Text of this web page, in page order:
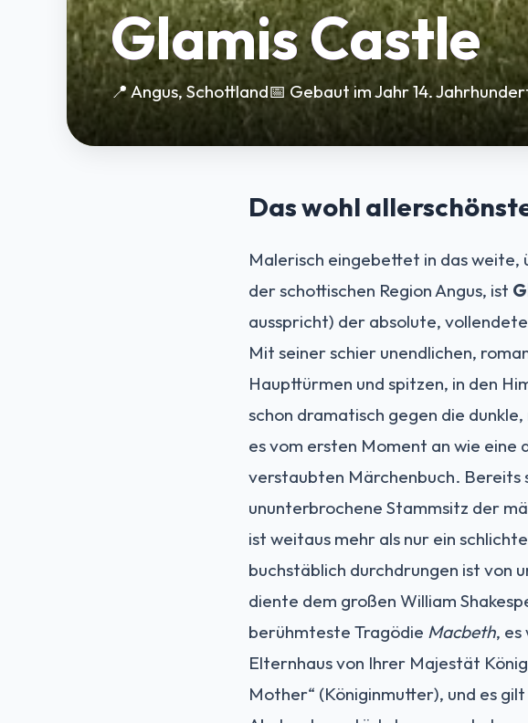
Glamis Castle
📍 Angus, Schottland📅 Gebaut im Jahr 14.
Das wohl
Malerisch eingebettet in das
der schottischen Region Angus, ist
ausspricht) der absolute,
Mit seiner schier unendlichen,
Haupttürmen und spitzen, in den
schon dramatisch gegen die
es vom ersten Moment an wie
verstaubten Märchenbuch. Bereits
ununterbrochene Stammsitz der
ist weitaus mehr als nur ein
buchstäblich durchdrungen ist von
diente dem großen William
berühmteste Tragödie Macbeth,
Elternhaus von Ihrer Majestät
Mother“ (Königinmutter), und es